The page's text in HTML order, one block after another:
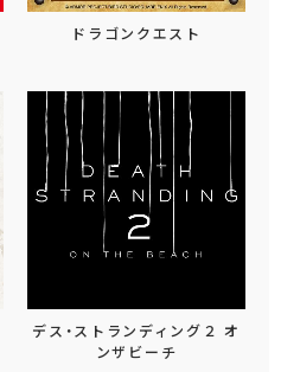
ドラゴンクエスト
デス・ストランディング２ オ
ンザビーチ